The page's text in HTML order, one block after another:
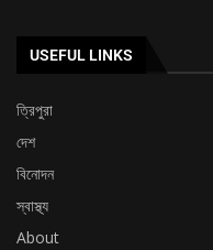
USEFUL LINKS
ত্রিপুরা
দেশ
বিনোদন
স্বাস্থ্য
About